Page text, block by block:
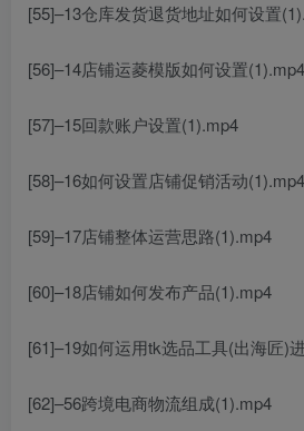
[55]–13仓库发货退货地址如何设置
[56]–14店铺运菱模版如何设置(1).mp4
[57]–15回款账户设置(1).mp4
[58]–16如何设置店铺促销活动(1).mp4
[59]–17店铺整体运营思路(1).mp4
[60]–18店铺如何发布产品(1).mp4
[61]–19如何运用tk选品工具(出海匠)
[62]–56跨境电商物流组成(1).mp4